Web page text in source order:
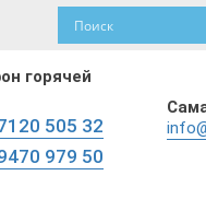
горячей
505 32
979 50